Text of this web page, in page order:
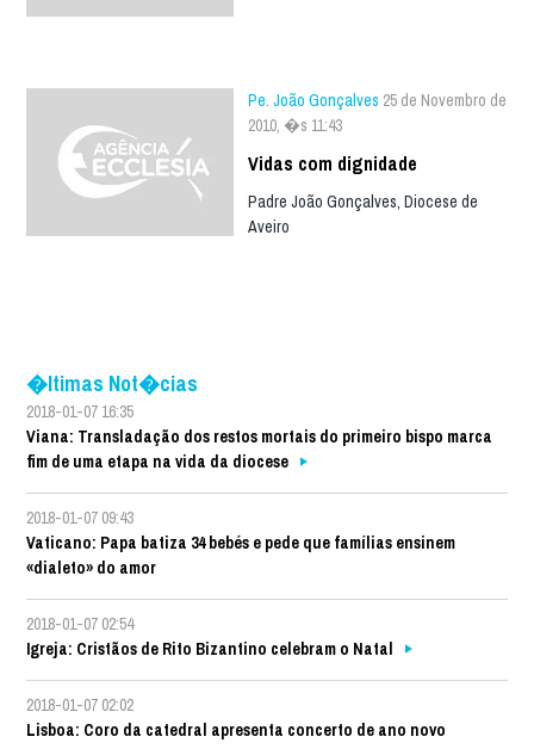
Pe. João Gonçalves 25 de Novembro de
2010, �s 11:43
Vidas com dignidade
Padre João Gonçalves, Diocese de
Aveiro
�ltimas Not�cias
2018-01-07 16:35
Viana: Transladação dos restos mortais do primeiro bispo marca
fim de uma etapa na vida da diocese
2018-01-07 09:43
Vaticano: Papa batiza 34 bebés e pede que famílias ensinem
«dialeto» do amor
2018-01-07 02:54
Igreja: Cristãos de Rito Bizantino celebram o Natal
2018-01-07 02:02
Lisboa: Coro da catedral apresenta concerto de ano novo